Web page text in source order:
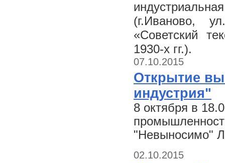
(г.Иваново,
«Советский
1930-х гг.).
07.10.2015
Открытие
индустрия"
8 октября в
"Невыносимо"
02.10.2015